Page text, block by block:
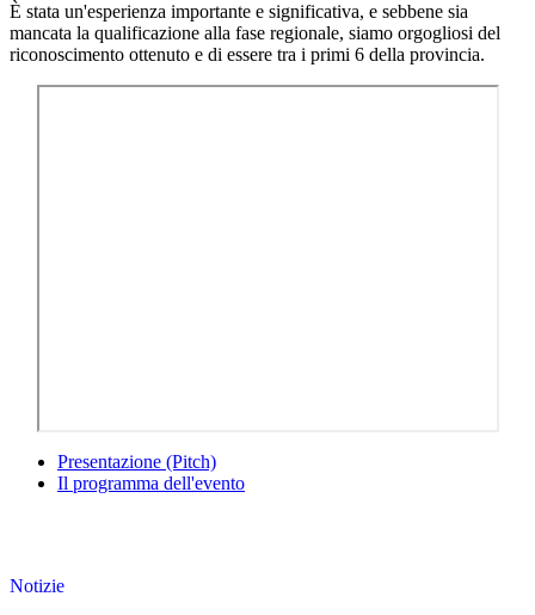
È stata un'esperienza importante e significativa, e sebbene sia
mancata la qualificazione alla fase regionale, siamo orgogliosi del
riconoscimento ottenuto e di essere tra i primi 6 della provincia.
Presentazione (Pitch)
Il programma dell'evento
Notizie